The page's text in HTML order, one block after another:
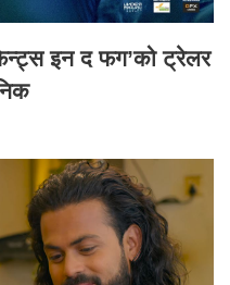
इन द फग’को ट्रेलर